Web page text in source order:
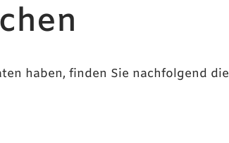
haben, finden Sie nachfolgend die